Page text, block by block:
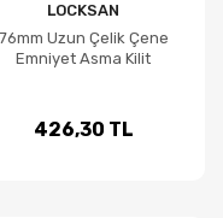
LOCKSAN
76mm Uzun Çelik Çene
Emniyet Asma Kilit
426,30 TL